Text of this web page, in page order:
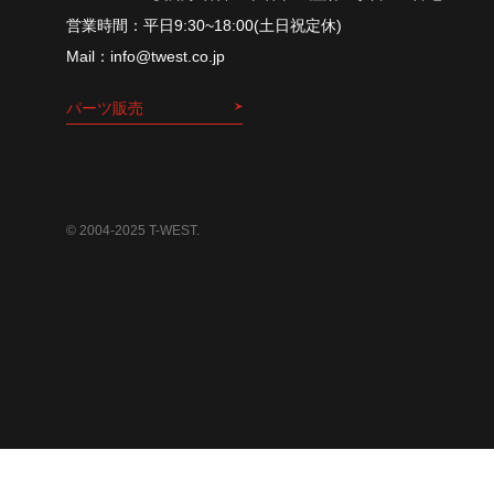
平⽇9:30~18:00(⼟⽇祝定休)
info@twest.co.jp
パーツ販売
© 2004-2025 T-WEST.